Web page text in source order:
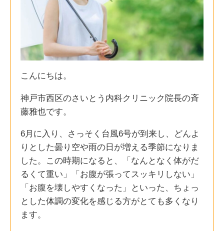
こんにちは。
神戸市西区のさいとう内科クリニック院長の斉
藤雅也です。
6月に入り、さっそく台風6号が到来し、どんよ
りとした曇り空や雨の日が増える季節になりま
した。この時期になると、「なんとなく体がだ
るくて重い」「お腹が張ってスッキリしない」
「お腹を壊しやすくなった」といった、ちょっ
とした体調の変化を感じる方がとても多くなり
ます。